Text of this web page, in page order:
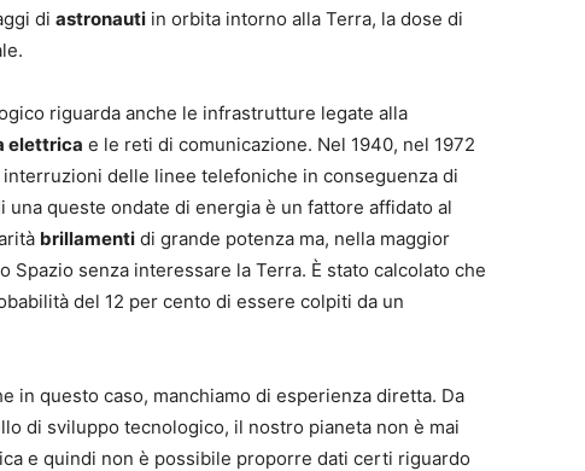
di astronauti in orbita intorno alla Terra, la dose di
riguarda anche le infrastrutture legate alla
elettrica e le reti di comunicazione. Nel 1940, nel 1972
delle linee telefoniche in conseguenza di
una queste ondate di energia è un fattore affidato al
brillamenti di grande potenza ma, nella maggior
senza interessare la Terra. È stato calcolato che
del 12 per cento di essere colpiti da un
in questo caso, manchiamo di esperienza diretta. Da
di sviluppo tecnologico, il nostro pianeta non è mai
e quindi non è possibile proporre dati certi riguardo